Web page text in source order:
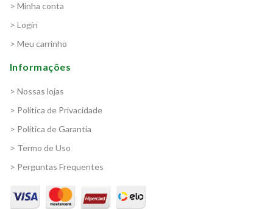
> Minha conta
> Login
> Meu carrinho
Informações
> Nossas lojas
> Política de Privacidade
> Política de Garantia
> Termo de Uso
> Perguntas Frequentes